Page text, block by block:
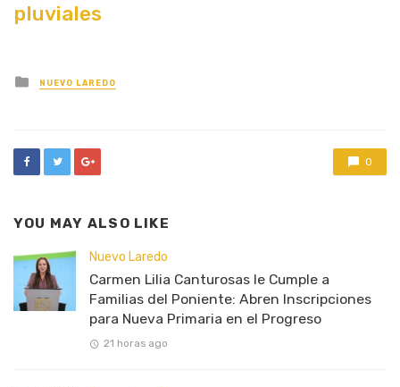
pluviales
Posted
in
NUEVO LAREDO
0
YOU MAY ALSO LIKE
Nuevo Laredo
Carmen Lilia Canturosas le Cumple a
Familias del Poniente: Abren Inscripciones
para Nueva Primaria en el Progreso
21 horas ago